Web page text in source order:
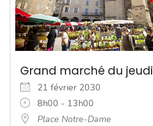
Grand marché du jeudi
21 février 2030
8h00 - 13h00
Place Notre-Dame